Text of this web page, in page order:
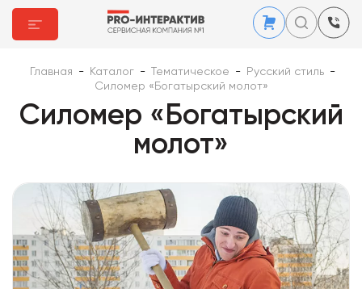
Главная - Каталог - Тематическое - Русский стиль
-
Силомер «Богатырский молот»
Силомер «Богатырский
молот»